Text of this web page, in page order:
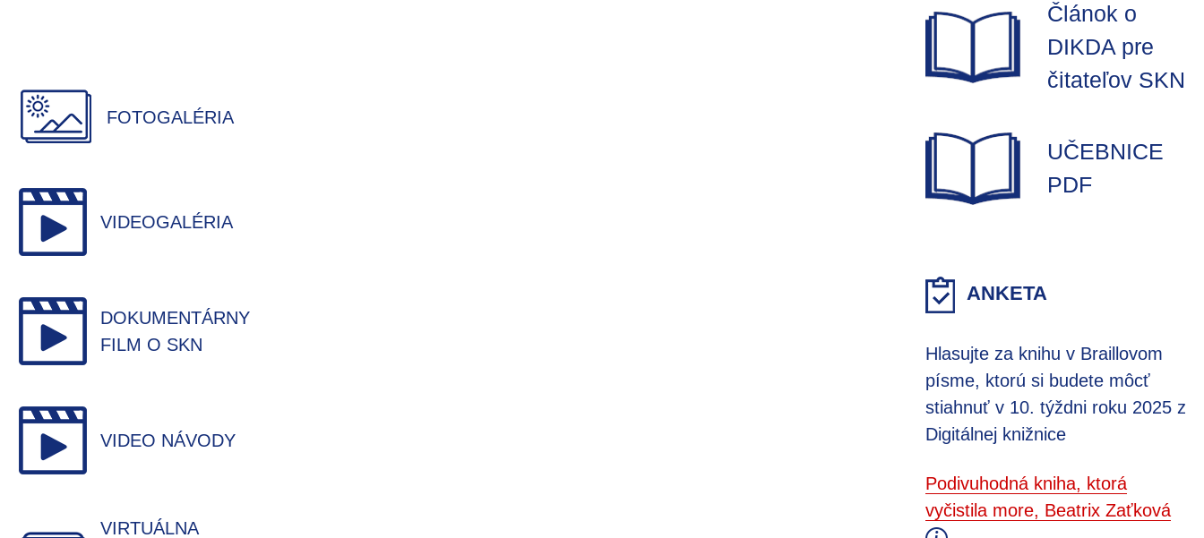
FOTOGALÉRIA
VIDEOGALÉRIA
DOKUMENTÁRNY
FILM O SKN
VIDEO NÁVODY
VIRTUÁLNA
Článok o
DIKDA pre
čitateľov SKN
UČEBNICE
PDF
ANKETA
Hlasujte za knihu v Braillovom
písme, ktorú si budete môcť
stiahnuť v 10. týždni roku 2025 z
Digitálnej knižnice
Podivuhodná kniha, ktorá
vyčistila more, Beatrix Zaťková